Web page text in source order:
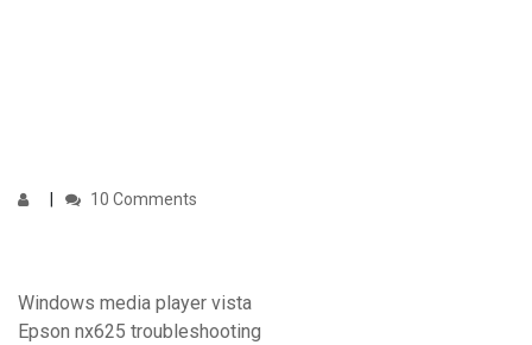
10 Comments
Windows media player vista
Epson nx625 troubleshooting